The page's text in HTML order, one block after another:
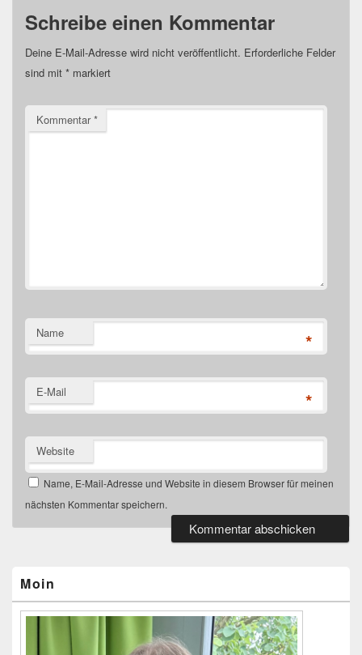
Schreibe einen Kommentar
Deine E-Mail-Adresse wird nicht veröffentlicht. Erforderliche Felder
sind mit * markiert
Kommentar*
Name *
E-Mail *
Website
Name, E-Mail-Adresse und Website in diesem Browser für meinen
nächsten Kommentar speichern.
Widgetbereich
Moin